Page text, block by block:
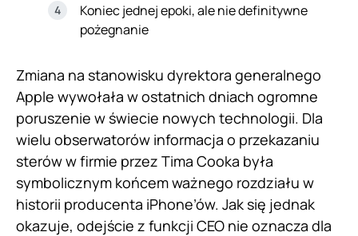
Koniec jednej epoki, ale nie definitywne
pożegnanie
Zmiana na stanowisku dyrektora generalnego
Apple wywołała w ostatnich dniach ogromne
poruszenie w świecie nowych technologii. Dla
wielu obserwatorów informacja o przekazaniu
sterów w firmie przez Tima Cooka była
symbolicznym końcem ważnego rozdziału w
historii producenta iPhone’ów. Jak się jednak
okazuje, odejście z funkcji CEO nie oznacza dla